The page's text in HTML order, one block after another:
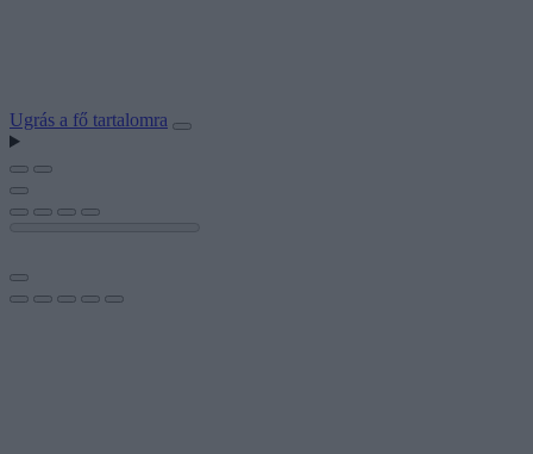
Ugrás a fő tartalomra